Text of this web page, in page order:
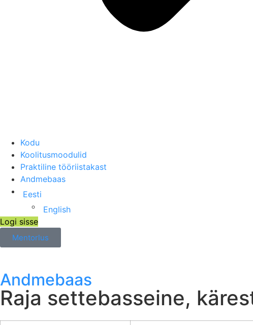
Kodu
Koolitusmoodulid
Praktiline tööriistakast
Andmebaas
Eesti
English
Logi sisse
Mentorlus
Andmebaas
Raja settebasseine,